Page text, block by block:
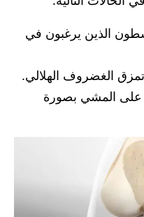
الذين يرغبون في
الغضروف الهلالي.
على المشي بصورة